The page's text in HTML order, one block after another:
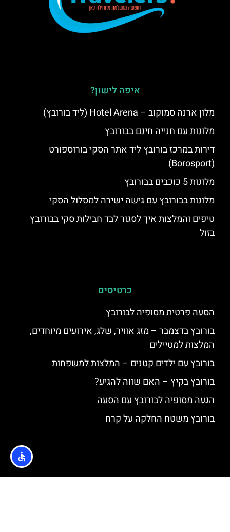
איפה לישון?
מלון ארנה סמוקוב – Hotel Arena (ליד בורובץ)
מלונות עם חנייה חינם בבורובץ
דירות במרכז בורובץ ליד אתר הסקי בורוספורט
(Borosport)
מלונות 5 כוכבים בבורובץ
מלונות בבורובץ עם גישה ישירה למסלול הסקי
טיפים והמלצות איך לסגור לבד חבילות סקי בבורובץ
בזול
כרטיסים
הסעה פרטית מסופיה לבורובץ
בורובץ בדצמבר – מזג אוויר, שלג, אירועים מיוחדים,
המלצות למטיילים
בורובץ עם ילדים קטנים – המלצות למשפחות
בורובץ בקיץ – האם שווה להגיע?
הגעה מסופיה לבורובץ עם הסעה
בורובץ משטח החלקה על קרח